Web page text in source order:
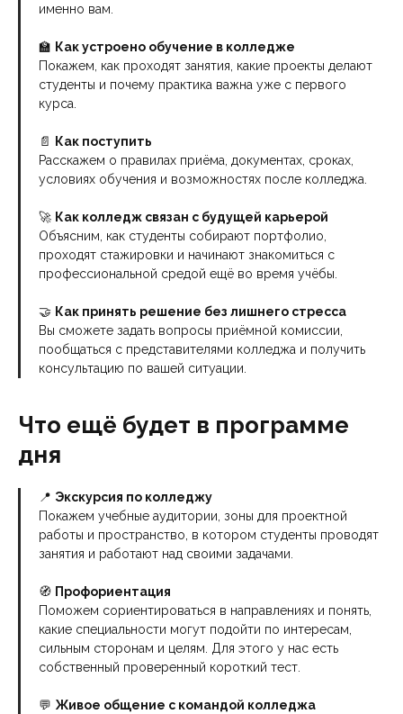
именно вам.
🏫 Как устроено обучение в колледже
Покажем, как проходят занятия, какие проекты делают
студенты и почему практика важна уже с первого
курса.
📄 Как поступить
Расскажем о правилах приёма, документах, сроках,
условиях обучения и возможностях после колледжа.
🚀 Как колледж связан с будущей карьерой
Объясним, как студенты собирают портфолио,
проходят стажировки и начинают знакомиться с
профессиональной средой ещё во время учёбы.
🤝 Как принять решение без лишнего стресса
Вы сможете задать вопросы приёмной комиссии,
пообщаться с представителями колледжа и получить
консультацию по вашей ситуации.
Что ещё будет в программе
дня
📍 Экскурсия по колледжу
Покажем учебные аудитории, зоны для проектной
работы и пространство, в котором студенты проводят
занятия и работают над своими задачами.
🧭 Профориентация
Поможем сориентироваться в направлениях и понять,
какие специальности могут подойти по интересам,
сильным сторонам и целям. Для этого у нас есть
собственный проверенный короткий тест.
💬 Живое общение с командой колледжа